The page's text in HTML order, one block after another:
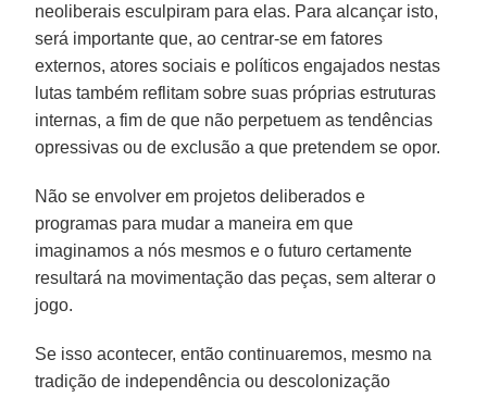
neoliberais esculpiram para elas. Para alcançar isto,
será importante que, ao centrar-se em fatores
externos, atores sociais e políticos engajados nestas
lutas também reflitam sobre suas próprias estruturas
internas, a fim de que não perpetuem as tendências
opressivas ou de exclusão a que pretendem se opor.
Não se envolver em projetos deliberados e
programas para mudar a maneira em que
imaginamos a nós mesmos e o futuro certamente
resultará na movimentação das peças, sem alterar o
jogo.
Se isso acontecer, então continuaremos, mesmo na
tradição de independência ou descolonização